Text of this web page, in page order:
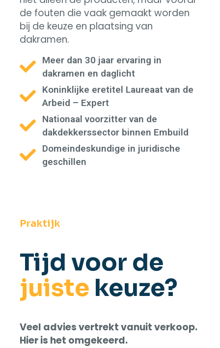
de fouten die vaak gemaakt worden
bij de keuze en plaatsing van
dakramen.
Meer dan 30 jaar ervaring in
dakramen en daglicht
Koninklijke eretitel Laureaat van de
Arbeid – Expert
Nationaal voorzitter van de
dakdekkerssector binnen Embuild
Domeindeskundige in juridische
geschillen
Praktijk
Tijd voor de
juiste keuze?
Veel advies vertrekt vanuit verkoop.
Hier is het omgekeerd.